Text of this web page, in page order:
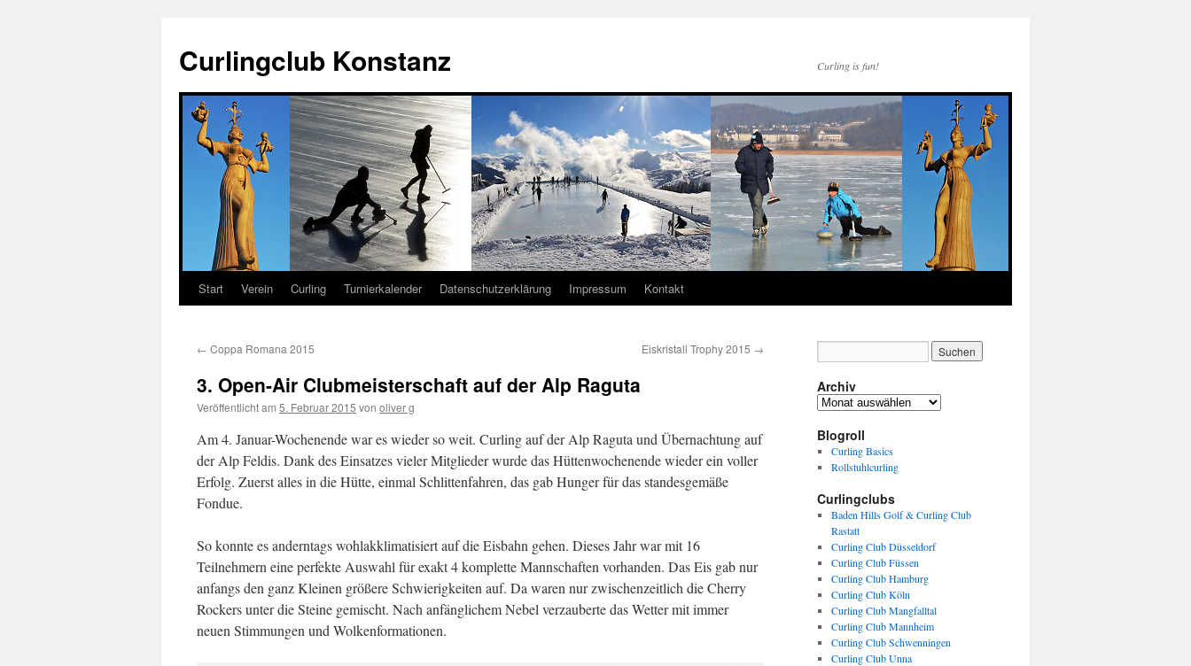
springen
Curlingclub Konstanz Curling is fun!
Start Verein Curling Turnierkalender Datenschutzerklärung Impressum Kontakt
← Coppa Romana 2015 Eiskristall Trophy 2015 →
3. Open-Air Clubmeisterschaft auf der Alp Raguta
Veröffentlicht am 5. Februar 2015 von oliver g
Am 4. Januar-Wochenende war es wieder so weit. Curling auf der Alp Raguta und Übernachtung auf
der Alp Feldis. Dank des Einsatzes vieler Mitglieder wurde das Hüttenwochenende wieder ein voller
Erfolg. Zuerst alles in die Hütte, einmal Schlittenfahren, das gab Hunger für das standesgemäße
Fondue.
So konnte es anderntags wohlakklimatisiert auf die Eisbahn gehen. Dieses Jahr war mit 16
Teilnehmern eine perfekte Auswahl für exakt 4 komplette Mannschaften vorhanden. Das Eis gab nur
anfangs den ganz Kleinen größere Schwierigkeiten auf. Da waren nur zwischenzeitlich die Cherry
Rockers unter die Steine gemischt. Nach anfänglichem Nebel verzauberte das Wetter mit immer
neuen Stimmungen und Wolkenformationen.
Archiv
Archiv
Blogroll
Curling Basics
Rollstuhlcurling
Curlingclubs
Baden Hills Golf & Curling Club
Rastatt
Curling Club Düsseldorf
Curling Club Füssen
Curling Club Hamburg
Curling Club Köln
Curling Club Mangfalltal
Curling Club Mannheim
Curling Club Schwenningen
Curling Club Unna